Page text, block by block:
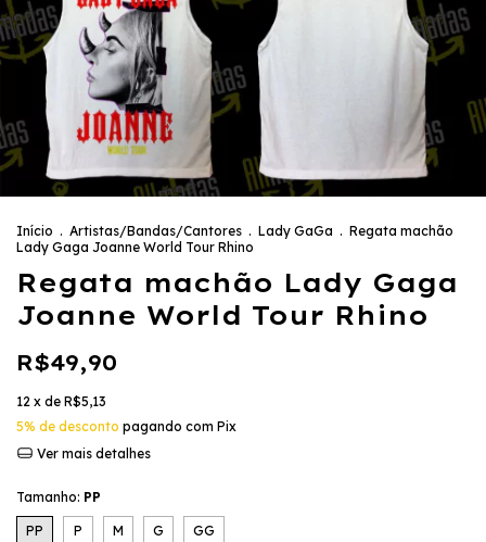
Início . Artistas/Bandas/Cantores . Lady GaGa . Regata machão
Lady Gaga Joanne World Tour Rhino
Regata machão Lady Gaga
Joanne World Tour Rhino
R$49,90
12 x de R$5,13
5% de desconto pagando com Pix
Ver mais detalhes
Tamanho: PP
PP P M G GG